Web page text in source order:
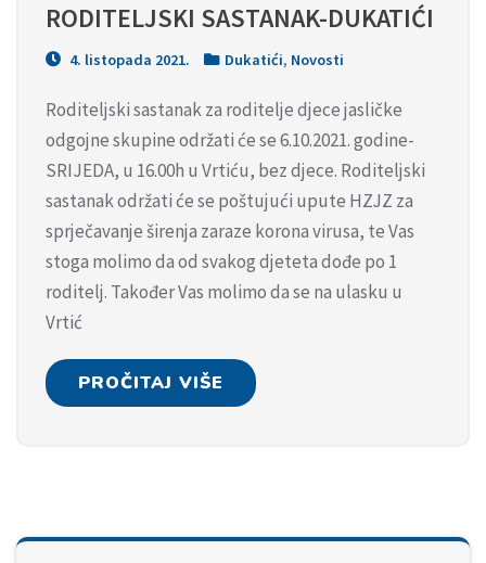
RODITELJSKI SASTANAK-DUKATIĆI
4. listopada 2021. Dukatići, Novosti
Roditeljski sastanak za roditelje djece jasličke
odgojne skupine održati će se 6.10.2021. godine-
SRIJEDA, u 16.00h u Vrtiću, bez djece. Roditeljski
sastanak održati će se poštujući upute HZJZ za
sprječavanje širenja zaraze korona virusa, te Vas
stoga molimo da od svakog djeteta dođe po 1
roditelj. Također Vas molimo da se na ulasku u
Vrtić
PROČITAJ VIŠE